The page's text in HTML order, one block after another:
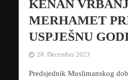
KENAN
MERHAMET
USPJEŠNU
28. December 2023
Predsjednik Muslimanskog